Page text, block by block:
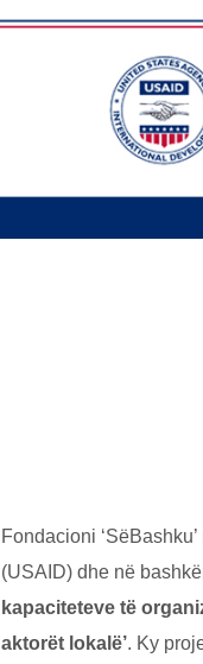
Fondacioni
(USAID) dhe nё
kapaciteteve tё
aktorёt lokalё’. Ky